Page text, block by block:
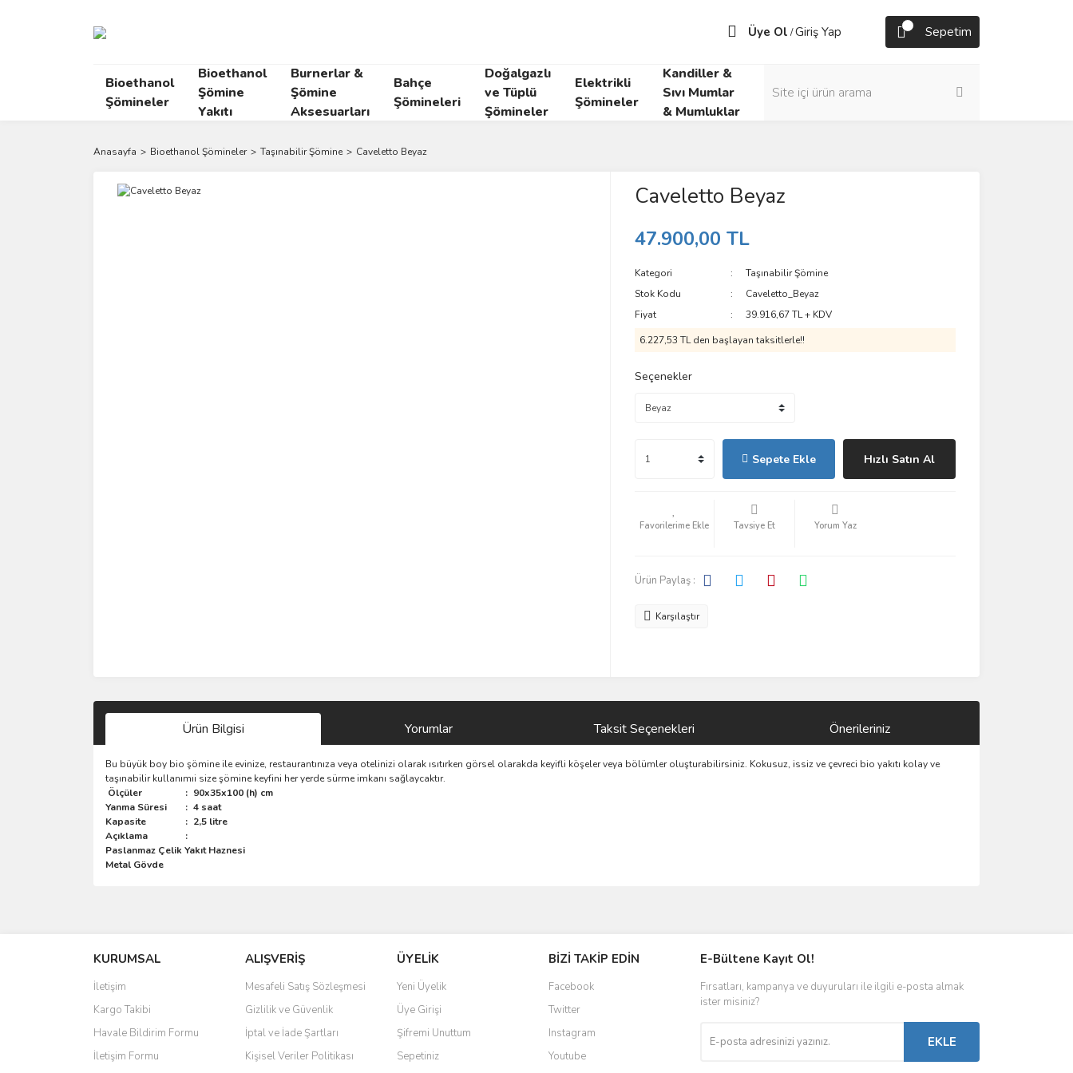
Üye Ol /Giriş Yap Sepetim
Bioethanol
Şömineler
Bioethanol
Şömine
Yakıtı
Burnerlar &
Şömine
Aksesuarları
Bahçe
Şömineleri
Doğalgazlı
ve Tüplü
Şömineler
Elektrikli
Şömineler
Kandiller &
Sıvı Mumlar
& Mumluklar
Anasayfa Bioethanol Şömineler Taşınabilir Şömine Caveletto Beyaz
Caveletto Beyaz
47.900,00 TL
Kategori
Taşınabilir Şömine
Stok Kodu
Caveletto_Beyaz
Fiyat
39.916,67 TL + KDV
6.227,53 TL den başlayan taksitlerle!!
Seçenekler
Sepete Ekle Hızlı Satın Al
Tavsiye Et Yorum Yaz
Ürün Paylaş :
Karşılaştır
Ürün Bilgisi Yorumlar Taksit Seçenekleri Önerileriniz
Bu büyük boy bio şömine ile evinize, restaurantınıza veya otelinizi olarak ısıtırken görsel olarakda keyifli köşeler veya bölümler oluşturabilirsiniz. Kokusuz, issiz ve çevreci bio yakıtı kolay ve
taşınabilir kullanımıi size şömine keyfini her yerde sürme imkanı sağlaycaktır.
Ölçüler
: 90x35x100 (h) cm
Yanma Süresi
: 4 saat
Kapasite
: 2,5 litre
Açıklama
:
Paslanmaz Çelik Yakıt Haznesi
Metal Gövde
Ürün resmi kalitesiz, bozuk veya görüntülenemiyor.
Ürün açıklamasında eksik bilgiler bulunuyor.
Ürün bilgilerinde hatalar bulunuyor.
Ürün fiyatı diğer sitelerden daha pahalı.
Bu ürüne benzer farklı alternatifler olmalı.
KURUMSAL
İletişim
Kargo Takibi
Havale Bildirim Formu
İletişim Formu
ALIŞVERİŞ
Mesafeli Satış Sözleşmesi
Gizlilik ve Güvenlik
İptal ve İade Şartları
Kişisel Veriler Politikası
ÜYELİK
Yeni Üyelik
Üye Girişi
Şifremi Unuttum
Sepetiniz
BİZİ TAKİP EDİN
Facebook
Twitter
Instagram
Youtube
E-Bültene Kayıt Ol!
Fırsatları, kampanya ve duyuruları ile ilgili e-posta almak
ister misiniz?
EKLE